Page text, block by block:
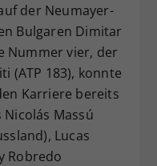
der Neumayer-
Bulgaren Dimitar
Nummer vier, der
(ATP 183), konnte
Karriere bereits
Massú
Lucas
Robredo